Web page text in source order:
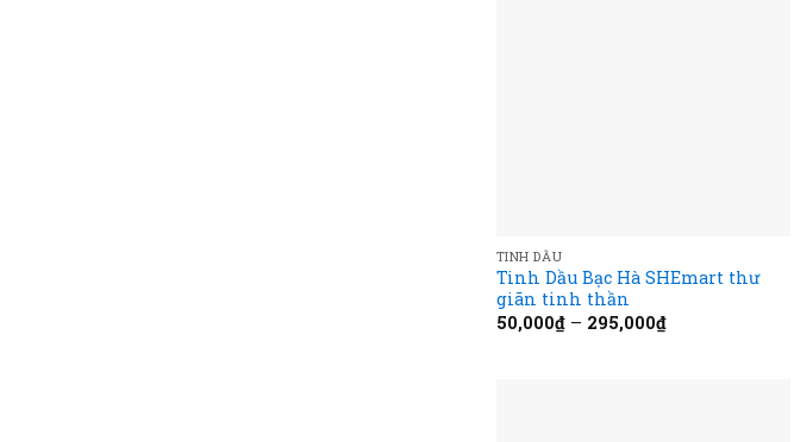
TINH DẦU
Tinh Dầu Bạc Hà SHEmart thư
giãn tinh thần
50,000₫– 295,000₫